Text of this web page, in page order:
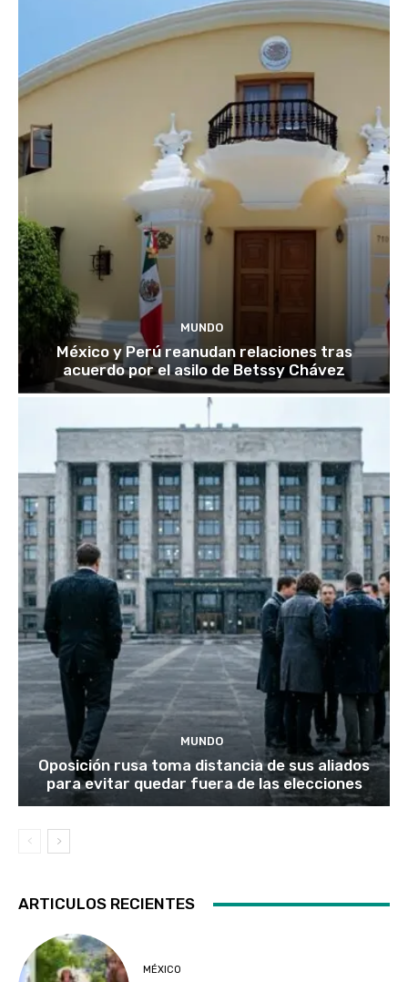
MUNDO
México y Perú reanudan relaciones tras
acuerdo por el asilo de Betssy Chávez
MUNDO
Oposición rusa toma distancia de sus aliados
para evitar quedar fuera de las elecciones
ARTICULOS RECIENTES
MÉXICO